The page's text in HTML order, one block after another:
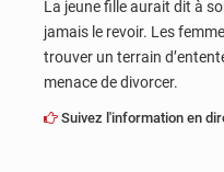
La jeune fille aurait dit à
jamais le revoir. Les
trouver un terrain
menace de divorcer.
Suivez l'information en